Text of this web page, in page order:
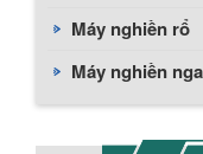
Máy nghiền rổ
Máy nghiền